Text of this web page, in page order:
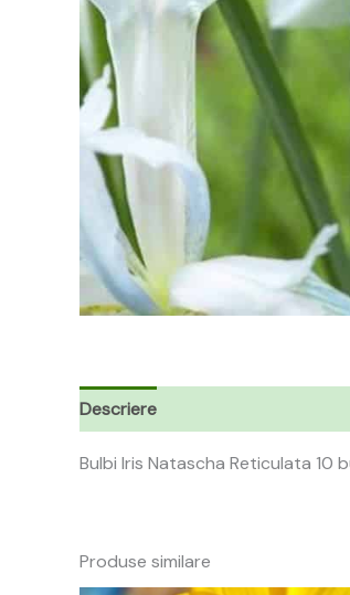
Descriere
Bulbi Iris Natascha Reticulata 10
Produse similare